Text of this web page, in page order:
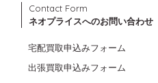
Contact Form
ネオプライスへのお問い合わせ
宅配買取申込みフォーム
出張買取申込みフォーム